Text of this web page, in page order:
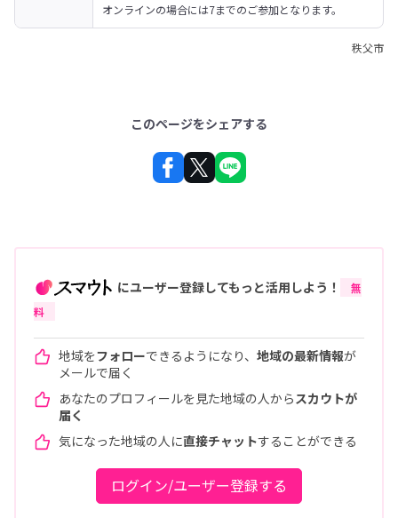
オンラインの場合には7までのご参加となります。
秩父市
このページをシェアする
にユーザー登録してもっと活用しよう！
無
料
地域をフォローできるようになり、 地域の最新情報が
メールで届く
あなたのプロフィールを見た地域の人から スカウトが
届く
気になった地域の人に直接チャットすることができる
ログイン/ユーザー登録する